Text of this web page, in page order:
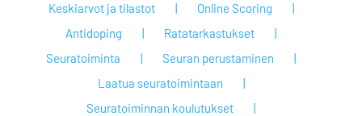
Keskiarvot ja tilastot
Online Scoring
Antidoping
Ratatarkastukset
Seuratoiminta
Seuran perustaminen
Laatua seuratoimintaan
Seuratoiminnan koulutukset